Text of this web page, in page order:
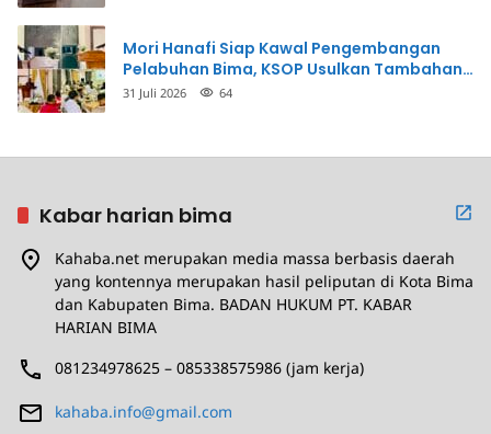
Mori Hanafi Siap Kawal Pengembangan
Pelabuhan Bima, KSOP Usulkan Tambahan
Dermaga Rp400 Miliar
31 Juli 2026 64
Kabar harian bima
Kahaba.net merupakan media massa berbasis daerah
yang kontennya merupakan hasil peliputan di Kota Bima
dan Kabupaten Bima. BADAN HUKUM PT. KABAR
HARIAN BIMA
081234978625 – 085338575986 (jam kerja)
kahaba.info@gmail.com